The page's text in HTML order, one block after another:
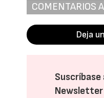
COMENTARIOS
Deja